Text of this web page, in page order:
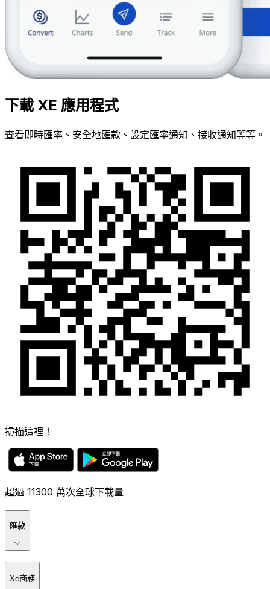
下載 XE 應用程式
查看即時匯率、安全地匯款、設定匯率通知、接收通知等等。
掃描這裡！
超過 11300 萬次全球下載量
匯款
Xe商務